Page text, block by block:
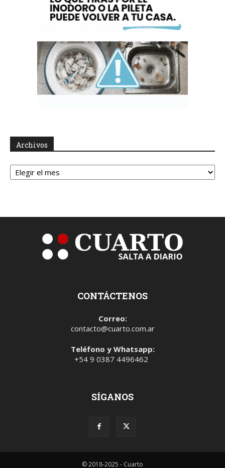
Archivos
Archivos
CONTÁCTENOS
Correo:
contacto@cuarto.com.ar
Teléfono y Whatsapp:
+54 9 0387 4496462
SÍGANOS
© 2018-2025 - Cuarto